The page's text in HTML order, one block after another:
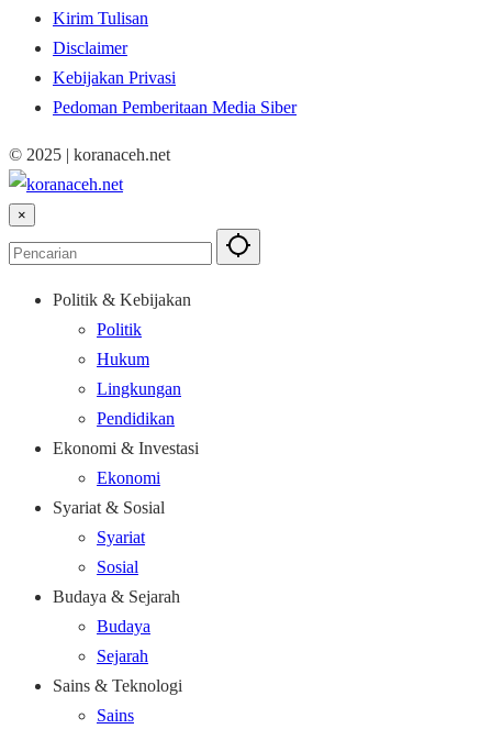
Kirim Tulisan
Disclaimer
Kebijakan Privasi
Pedoman Pemberitaan Media Siber
© 2025 | koranaceh.net
×
Politik & Kebijakan
Politik
Hukum
Lingkungan
Pendidikan
Ekonomi & Investasi
Ekonomi
Syariat & Sosial
Syariat
Sosial
Budaya & Sejarah
Budaya
Sejarah
Sains & Teknologi
Sains